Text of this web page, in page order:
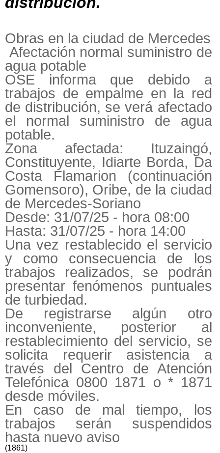
Obras en la ciudad de Mercedes
Afectación normal suministro de
agua potable
OSE informa que debido a
trabajos de empalme en la red
de distribución, se verá afectado
el normal suministro de agua
potable.
Zona afectada: Ituzaingó,
Constituyente, Idiarte Borda, Da
Costa Flamarion (continuación
Gomensoro), Oribe, de la ciudad
de Mercedes-Soriano
Desde: 31/07/25 - hora 08:00
Hasta: 31/07/25 - hora 14:00
Una vez restablecido el servicio
y como consecuencia de los
trabajos realizados, se podrán
presentar fenómenos puntuales
de turbiedad.
De registrarse algún otro
inconveniente, posterior al
restablecimiento del servicio, se
solicita requerir asistencia a
través del Centro de Atención
Telefónica 0800 1871 o * 1871
desde móviles.
En caso de mal tiempo, los
trabajos serán suspendidos
hasta nuevo aviso
(1861)